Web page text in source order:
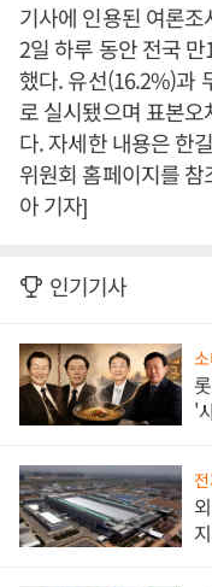
기사에 인용된 여론
2일 하루 동안 전국
했다. 유선(16.2%)과
로 실시됐으며 표본
다. 자세한 내용은 한
위원회 홈페이지를
아 기자]
인기기사
'